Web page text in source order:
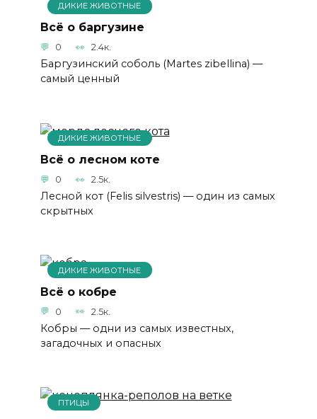
ДИКИЕ ЖИВОТНЫЕ
Всё о баргузине
0 2.4к.
Баргузинский соболь (Martes zibellina) —
самый ценный
ДИКИЕ ЖИВОТНЫЕ
Всё о лесном коте
0 2.5к.
Лесной кот (Felis silvestris) — один из самых
скрытных
ДИКИЕ ЖИВОТНЫЕ
Всё о кобре
0 2.5к.
Кобры — одни из самых известных,
загадочных и опасных
ПТИЦЫ